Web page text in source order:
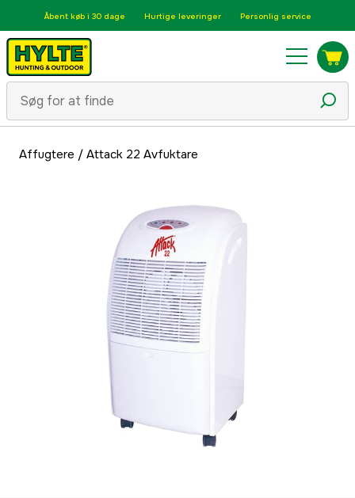
Åbent køb i 30 dage Hurtige leveringer Personlig service
Affugtere / Attack 22 Avfuktare